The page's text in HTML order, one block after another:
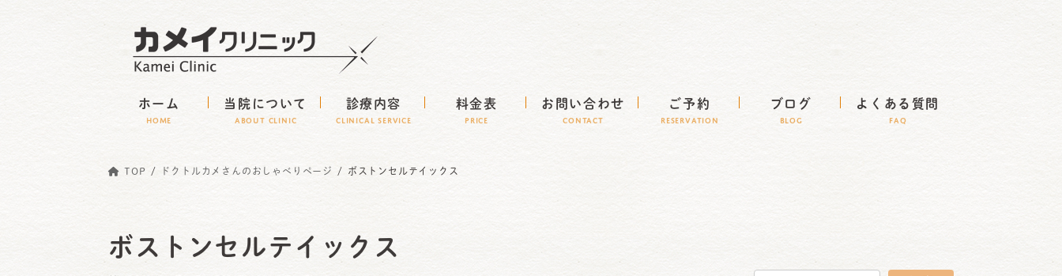
ホーム
HOME
当院について
ABOUT CLINIC
診療内容
CLINICAL SERVICE
料金表
Price
お問い合わせ
CONTACT
ご予約
RESERVATION
ブログ
BLOG
よくある質問
FAQ
TOP ドクトルカメさんのおしゃべりページ ボストンセルテイックス
ボストンセルテイックス